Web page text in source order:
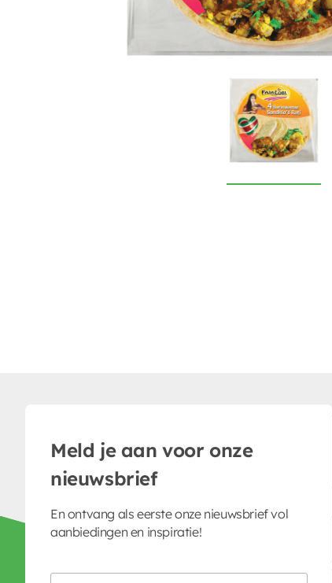
Meld je aan voor onze
nieuwsbrief
En ontvang als eerste onze nieuwsbrief vol
aanbiedingen en inspiratie!